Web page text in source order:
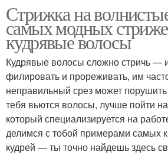
Стрижка на
самых модных
кудрявые волосы
Кудрявые волосы сложно стричь —
филировать и прореживать, им
неправильный срез может порушить
тебя вьются волосы, лучше пойти
который специализируется на
делимся с тобой примерами самых
кудрей — ты точно найдешь здесь